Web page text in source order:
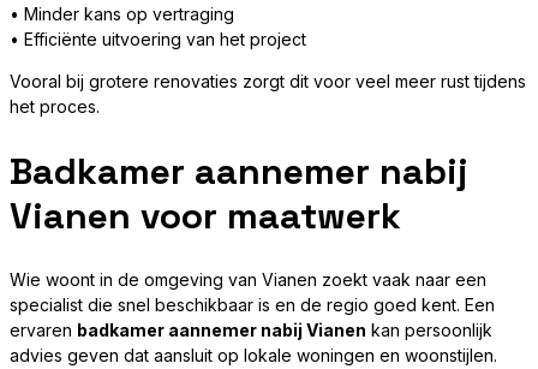
• Minder kans op vertraging
• Efficiënte uitvoering van het project
Vooral bij grotere renovaties zorgt dit voor veel meer rust tijdens
het proces.
Badkamer aannemer nabij
Vianen voor maatwerk
Wie woont in de omgeving van Vianen zoekt vaak naar een
specialist die snel beschikbaar is en de regio goed kent. Een
ervaren badkamer aannemer nabij Vianen kan persoonlijk
advies geven dat aansluit op lokale woningen en woonstijlen.